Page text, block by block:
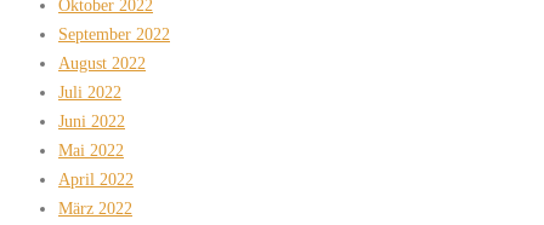
Oktober 2022
September 2022
August 2022
Juli 2022
Juni 2022
Mai 2022
April 2022
März 2022